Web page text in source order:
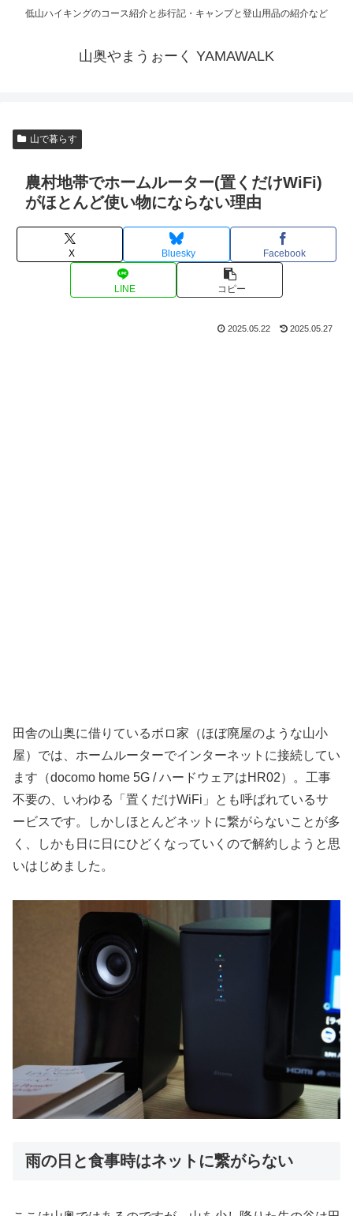
低山ハイキングのコース紹介と歩行記・キャンプと登山用品の紹介など
山奥やまうぉーく YAMAWALK
山で暮らす
農村地帯でホームルーター(置くだけWiFi)
がほとんど使い物にならない理由
X Bluesky Facebook
LINE コピー
2025.05.22 2025.05.27
田舎の山奥に借りているボロ家（ほぼ廃屋のような山小
屋）では、ホームルーターでインターネットに接続してい
ます（docomo home 5G / ハードウェアはHR02）。工事
不要の、いわゆる「置くだけWiFi」とも呼ばれているサ
ービスです。しかしほとんどネットに繋がらないことが多
く、しかも日に日にひどくなっていくので解約しようと思
いはじめました。
雨の日と食事時はネットに繋がらない